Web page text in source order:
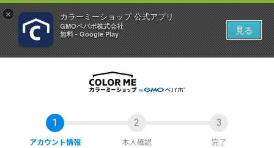
× カラーミーショップ 公式アプリ
GMOペパボ株式会社
無料 - Google Play
見る
アカウント情報 本人確認 完了